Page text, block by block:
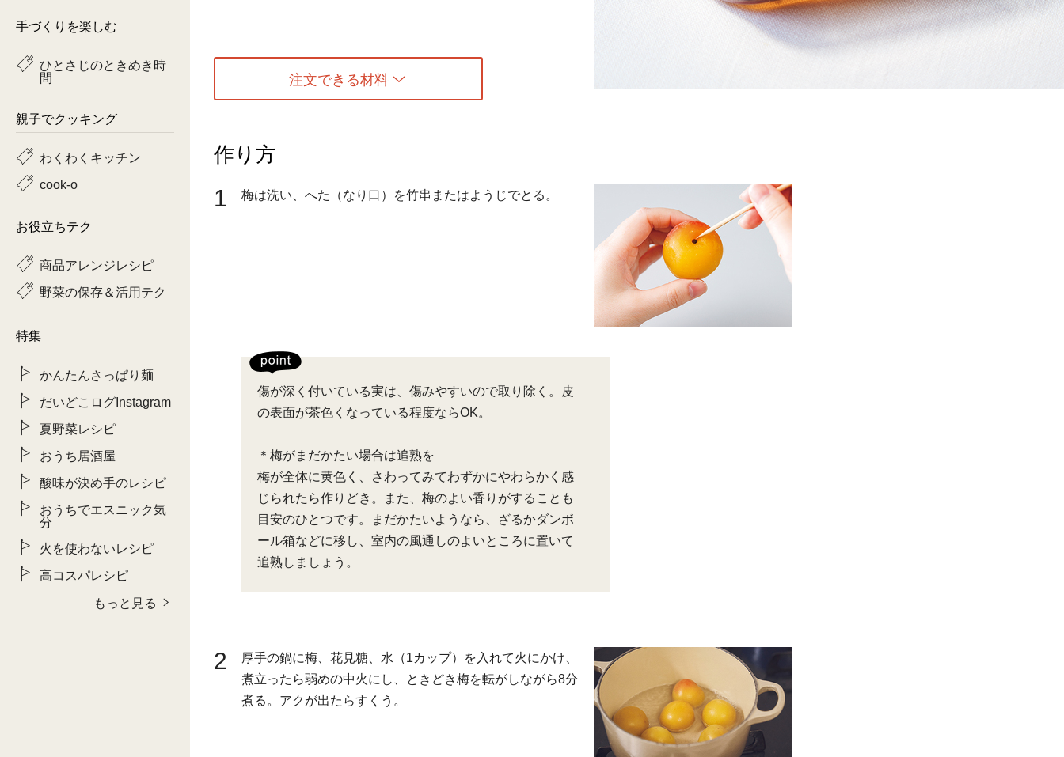
注文できる材料
作り方
1 梅は洗い、へた（なり口）を竹串またはようじでとる。
傷が深く付いている実は、傷みやすいので取り除く。皮
の表面が茶色くなっている程度ならOK。
＊梅がまだかたい場合は追熟を
梅が全体に黄色く、さわってみてわずかにやわらかく感
じられたら作りどき。また、梅のよい香りがすることも
目安のひとつです。まだかたいようなら、ざるかダンボ
ール箱などに移し、室内の風通しのよいところに置いて
追熟しましょう。
2
厚手の鍋に梅、花見糖、水（1カップ）を入れて火にかけ、
煮立ったら弱めの中火にし、ときどき梅を転がしながら8分
煮る。アクが出たらすくう。
トマト
手づくりを楽しむ
ひとさじのときめき時
間
親子でクッキング
わくわくキッチン
cook-o
お役立ちテク
商品アレンジレシピ
野菜の保存＆活用テク
特集
かんたんさっぱり麺
だいどこログInstagram
夏野菜レシピ
おうち居酒屋
酸味が決め手のレシピ
おうちでエスニック気
分
火を使わないレシピ
高コスパレシピ
もっと見る